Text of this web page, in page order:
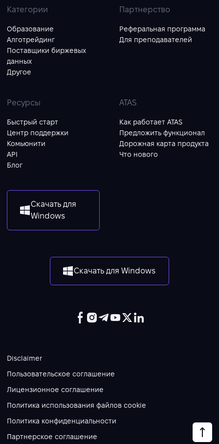
Категории
Образование
Алготрейдинг
Поставщики биржевых
данных
Другое
Партнерство
Реферальная программа
Для преподавателей
Ресурсы
Быстрый старт
Центр поддержки
Комьюнити
API
Блог
ATAS
Как работает ATAS
Предложить функционал
Дорожная карта продукта
Что нового
Скачать для
Windows
Скачать для Windows
Disclaimer
Пользовательское соглашение
Лицензионное соглашение
Политика использования файлов cookie
Политика конфиденциальности
Партнерское соглашение